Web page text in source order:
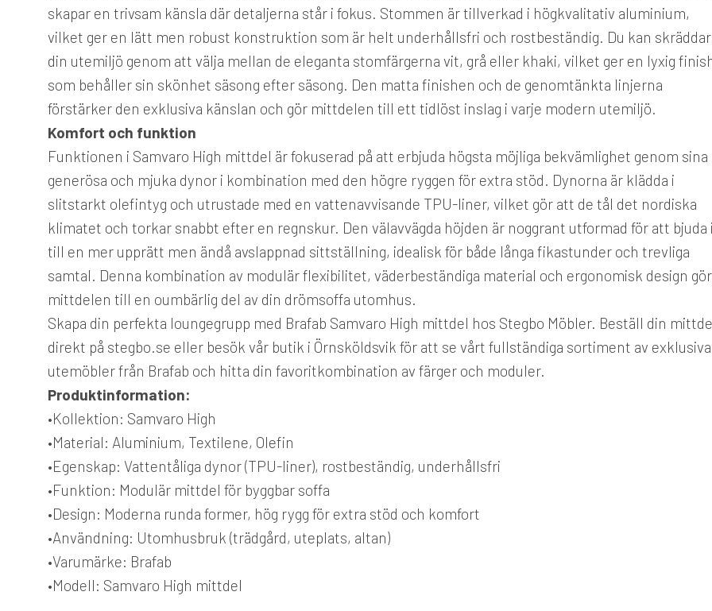
skapar en trivsam känsla där detaljerna står i fokus. Stommen är tillverkad i högkvalitativ aluminium,
vilket ger en lätt men robust konstruktion som är helt underhållsfri och rostbeständig. Du kan
din utemiljö genom att välja mellan de eleganta stomfärgerna vit, grå eller khaki, vilket ger en lyxig
som behåller sin skönhet säsong efter säsong. Den matta finishen och de genomtänkta linjerna
förstärker den exklusiva känslan och gör mittdelen till ett tidlöst inslag i varje modern utemiljö.
Komfort och funktion
Funktionen i Samvaro High mittdel är fokuserad på att erbjuda högsta möjliga bekvämlighet genom sina
generösa och mjuka dynor i kombination med den högre ryggen för extra stöd. Dynorna är klädda i
slitstarkt olefintyg och utrustade med en vattenavvisande TPU-liner, vilket gör att de tål det nordiska
klimatet och torkar snabbt efter en regnskur. Den välavvägda höjden är noggrant utformad för att bjuda
till en mer upprätt men ändå avslappnad sittställning, idealisk för både långa fikastunder och trevliga
samtal. Denna kombination av modulär flexibilitet, väderbeständiga material och ergonomisk design gör
mittdelen till en oumbärlig del av din drömsoffa utomhus.
Skapa din perfekta loungegrupp med Brafab Samvaro High mittdel hos Stegbo Möbler. Beställ din
direkt på stegbo.se eller besök vår butik i Örnsköldsvik för att se vårt fullständiga sortiment av exklusiva
utemöbler från Brafab och hitta din favoritkombination av färger och moduler.
Produktinformation:
•Kollektion: Samvaro High
•Material: Aluminium, Textilene, Olefin
•Egenskap: Vattentåliga dynor (TPU-liner), rostbeständig, underhållsfri
•Funktion: Modulär mittdel för byggbar soffa
•Design: Moderna runda former, hög rygg för extra stöd och komfort
•Användning: Utomhusbruk (trädgård, uteplats, altan)
•Varumärke: Brafab
•Modell: Samvaro High mittdel